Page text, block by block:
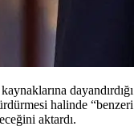
dayandırdığı
halinde “benzeri
aktardı.